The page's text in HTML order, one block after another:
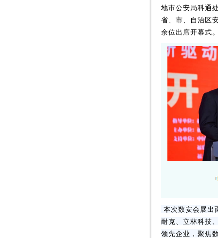
地市公安局科通
省、市、自治区
余位出席开幕式
本次数安会展出
耐克、立林科技
领先企业，聚焦